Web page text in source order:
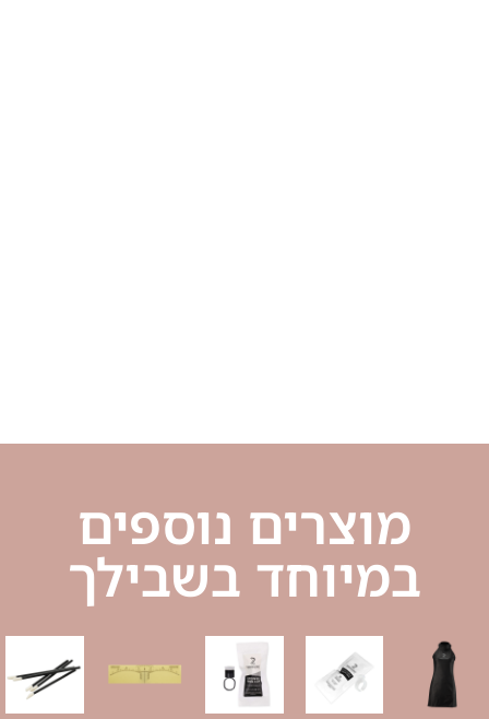
מוצרים נוספים
במיוחד בשבילך